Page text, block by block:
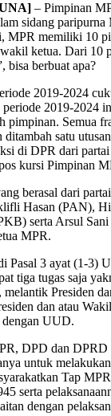
– Pimpinan
sidang
MPR memiliki 10
ketua. Dari 10
bisa berbuat apa?
2019-2024
2019-2024
pimpinan. Semua
ditambah satu
di DPR dari partai
kursi Pimpinan
berasal dari
Hasan (PAN),
serta Arsul Sani
MPR.
Pasal 3 ayat (1-3)
tiga tugas saja
Presiden
dan atau
dengan UUD.
DPD dan DPRD
untuk
Tap
serta
dengan